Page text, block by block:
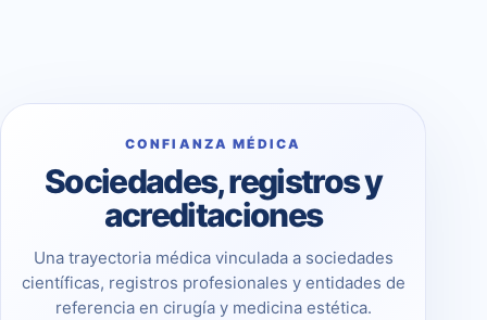
CONFIANZA MÉDICA
Sociedades, registros y
acreditaciones
Una trayectoria médica vinculada a sociedades
científicas, registros profesionales y entidades de
referencia en cirugía y medicina estética.